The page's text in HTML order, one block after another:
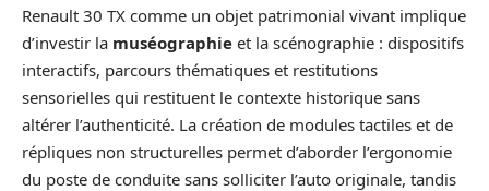
Renault 30 TX comme un objet patrimonial vivant implique
d’investir la muséographie et la scénographie : dispositifs
interactifs, parcours thématiques et restitutions
sensorielles qui restituent le contexte historique sans
altérer l’authenticité. La création de modules tactiles et de
répliques non structurelles permet d’aborder l’ergonomie
du poste de conduite sans solliciter l’auto originale, tandis